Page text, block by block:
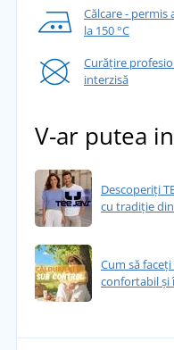
Călcare - permis
la 150 °C
Curățire
interzisă
V-ar putea
Descoperiți
cu tradiție
Cum să
confortabil și